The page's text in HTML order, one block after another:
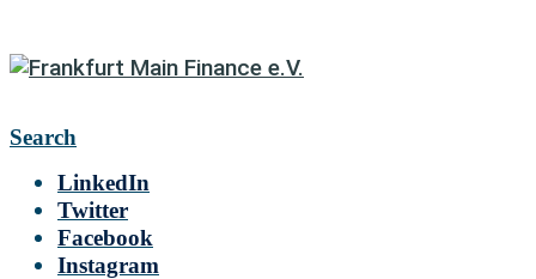
Search
LinkedIn
Twitter
Facebook
Instagram